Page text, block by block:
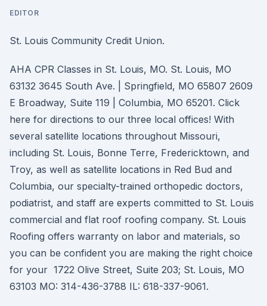
EDITOR
St. Louis Community Credit Union.
AHA CPR Classes in St. Louis, MO. St. Louis, MO
63132 3645 South Ave. | Springfield, MO 65807 2609
E Broadway, Suite 119 | Columbia, MO 65201. Click
here for directions to our three local offices! With
several satellite locations throughout Missouri,
including St. Louis, Bonne Terre, Fredericktown, and
Troy, as well as satellite locations in Red Bud and
Columbia, our specialty-trained orthopedic doctors,
podiatrist, and staff are experts committed to St. Louis
commercial and flat roof roofing company. St. Louis
Roofing offers warranty on labor and materials, so
you can be confident you are making the right choice
for your 1722 Olive Street, Suite 203; St. Louis, MO
63103 MO: 314-436-3788 IL: 618-337-9061.